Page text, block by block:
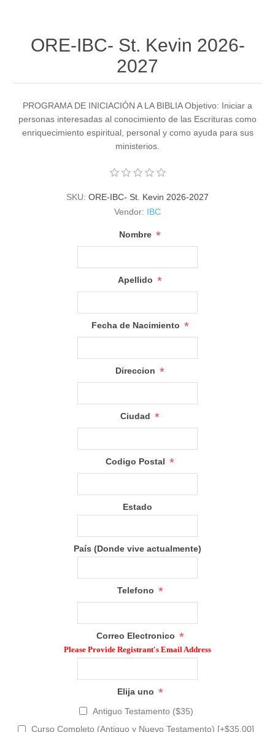
ORE-IBC- St. Kevin 2026-
2027
PROGRAMA DE INICIACIÓN A LA BIBLIA Objetivo: Iniciar a
personas interesadas al conocimiento de las Escrituras como
enriquecimiento espiritual, personal y como ayuda para sus
ministerios.
SKU: ORE-IBC- St. Kevin 2026-2027
Vendor: IBC
Nombre *
Apellido *
Fecha de Nacimiento *
Direccion *
Ciudad *
Codigo Postal *
Estado
País (Donde vive actualmente)
Telefono *
Correo Electronico *
Please Provide Registrant's Email Address
Elija uno *
Antiguo Testamento ($35)
Curso Completo (Antiguo y Nuevo Testamento) [+$35.00]